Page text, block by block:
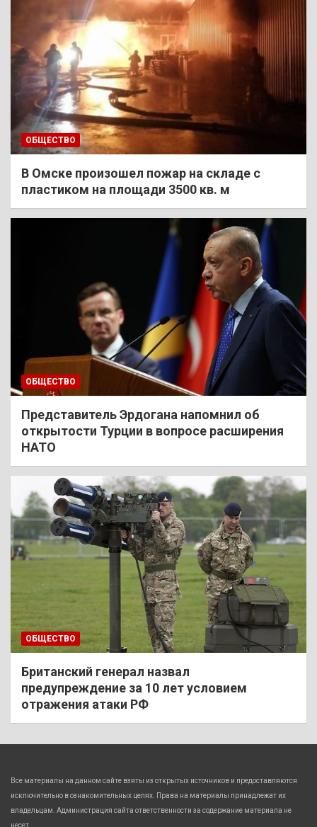
ОБЩЕСТВО
В Омске произошел пожар на складе с
пластиком на площади 3500 кв. м
ОБЩЕСТВО
Представитель Эрдогана напомнил об
открытости Турции в вопросе расширения
НАТО
ОБЩЕСТВО
Британский генерал назвал
предупреждение за 10 лет условием
отражения атаки РФ
Все материалы на данном сайте взяты из открытых источников и предоставляются
исключительно в ознакомительных целях. Права на материалы принадлежат их
владельцам. Администрация сайта ответственности за содержание материала не